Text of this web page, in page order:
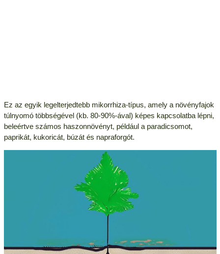
Ez az egyik legelterjedtebb mikorrhiza-típus, amely a növényfajok
túlnyomó többségével (kb. 80-90%-ával) képes kapcsolatba lépni,
beleértve számos haszonnövényt, például a paradicsomot,
paprikát, kukoricát, búzát és napraforgót.